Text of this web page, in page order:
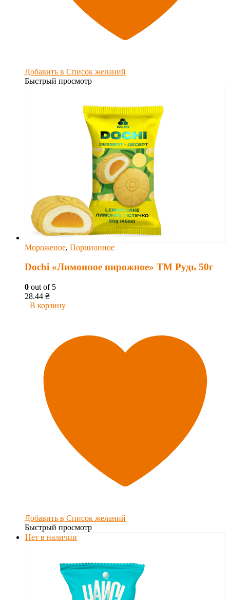
Добавить в Список желаний
Быстрый просмотр
Мороженое, Порционное
Dochi «Лимонное пирожное» ТМ Рудь 50г
0 out of 5
28.44 ₴
В корзину
Добавить в Список желаний
Быстрый просмотр
Нет в наличии